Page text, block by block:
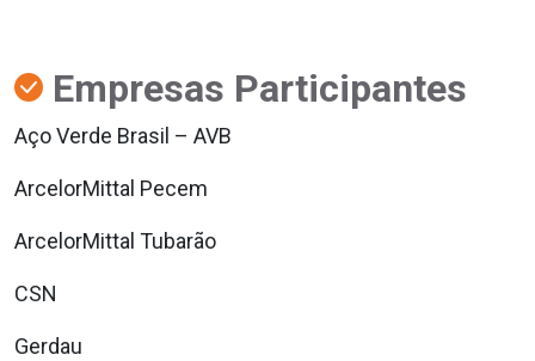
Empresas Participantes
Aço Verde Brasil – AVB
ArcelorMittal Pecem
ArcelorMittal Tubarão
CSN
Gerdau